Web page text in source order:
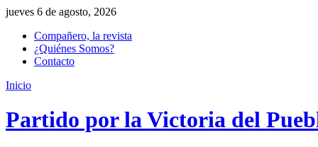
jueves 6 de agosto, 2026
Compañero, la revista
¿Quiénes Somos?
Contacto
Inicio
Partido por la Victoria del